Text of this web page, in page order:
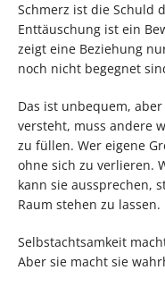
Schmerz ist die Schuld
Enttäuschung ist ein
zeigt eine Beziehung
noch nicht begegnet
Das ist unbequem,
versteht, muss andere
zu füllen. Wer eigene
ohne sich zu verlieren.
kann sie aussprechen,
Raum stehen zu lassen.
Selbstachtsamkeit
Aber sie macht sie